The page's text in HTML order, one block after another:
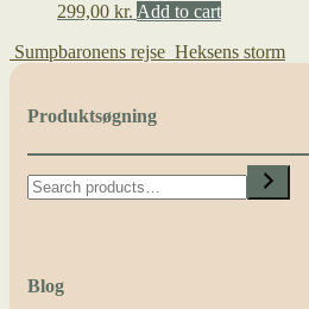
299,00 kr. Add to cart
Sumpbaronens rejse Heksens storm
Produktsøgning
Search
Blog